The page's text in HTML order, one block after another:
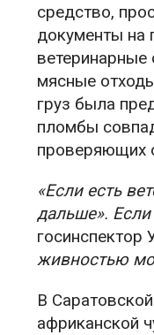
средство,
документы на
мясные
груз была
пломбы
проверяющих
«Если есть
дальше». Если
госинспектор
живностью
В
африканской